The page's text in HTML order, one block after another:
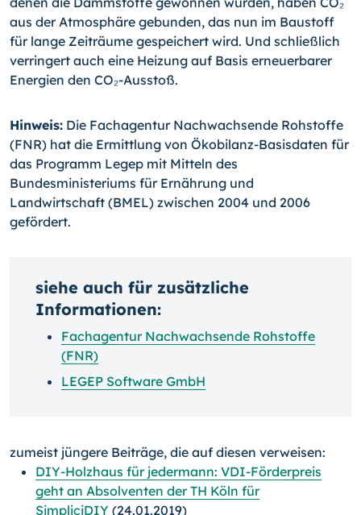
aus der Atmosphäre gebunden, das nun im Bau­stoff
für lange Zeiträume gespeichert wird. Und schließlich
verringert auch eine Hei­zung auf Basis erneuerbarer
Energien den CO₂-Ausstoß.
Hinweis: Die Fachagentur Nachwachsende Rohstoffe
(FNR) hat die Ermittlung von Ökobilanz-Basisdaten für
das Programm Legep mit Mitteln des
Bundesministeriums für Ernährung und
Landwirtschaft (BMEL) zwischen 2004 und 2006
gefördert.
siehe auch für zusätzliche
Informationen:
Fachagentur Nachwachsende Rohstoffe
(FNR)
LEGEP Software GmbH
zumeist jüngere Beiträge, die auf diesen verweisen:
DIY-Holzhaus für jedermann: VDI-Förderpreis
geht an Absolventen der TH Köln für
SimpliciDIY (24.01.2019)